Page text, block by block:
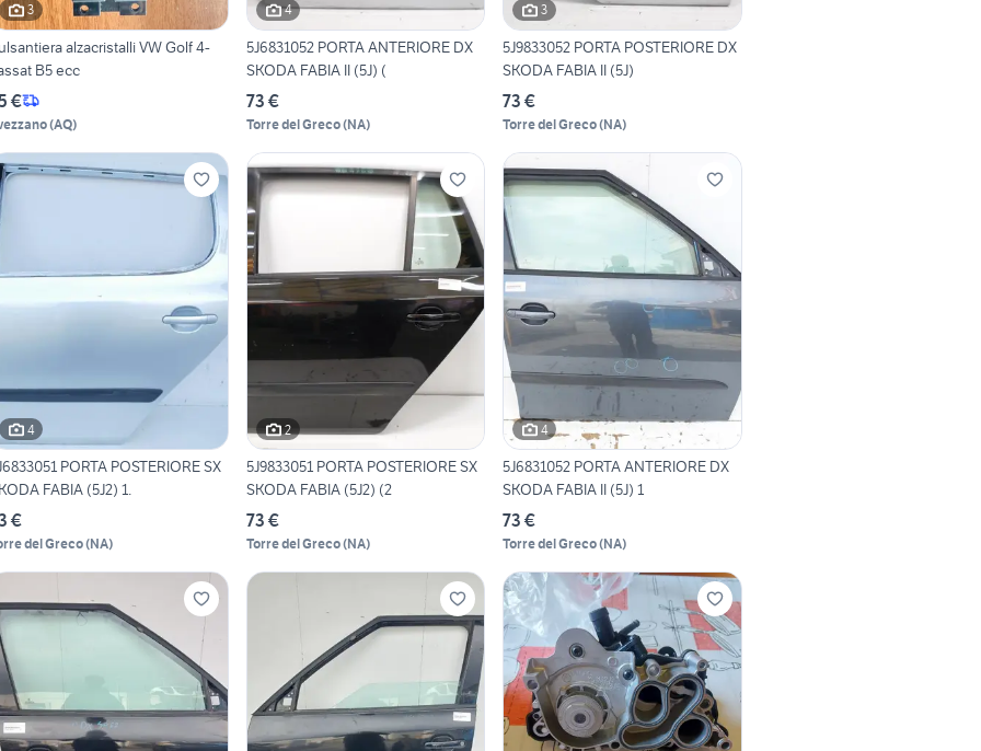
3
alzacristalli VW Golf 4-
B5 ecc
€
(AQ)
4
5J6831052 PORTA ANTERIORE DX
SKODA FABIA II (5J) (
73 €
Torre del Greco(NA)
3
5J9833052 PORTA POSTERIORE DX
SKODA FABIA II (5J)
73 €
Torre del Greco(NA)
4
PORTA POSTERIORE SX
FABIA (5J2) 1.
€
del Greco(NA)
2
5J9833051 PORTA POSTERIORE SX
SKODA FABIA (5J2) (2
73 €
Torre del Greco(NA)
4
5J6831052 PORTA ANTERIORE DX
SKODA FABIA II (5J) 1
73 €
Torre del Greco(NA)